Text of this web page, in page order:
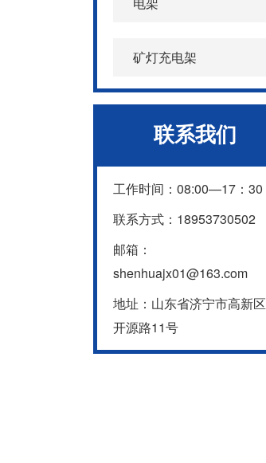
矿灯充电架
联系我们
工作时间：08:00—17：30
联系方式：18953730502
邮箱：
shenhuajx01@163.com
地址：山东省济宁市高新区
开源路11号